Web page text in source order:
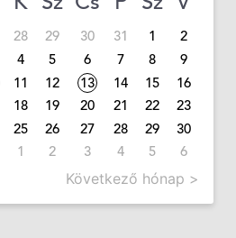
28 29 30 31 1
2
4 5 6 7 8
9
11 12 13 14 15
16
18 19 20 21 22
23
25 26 27 28 29
30
1 2 3 4 5 6
Következő hónap >